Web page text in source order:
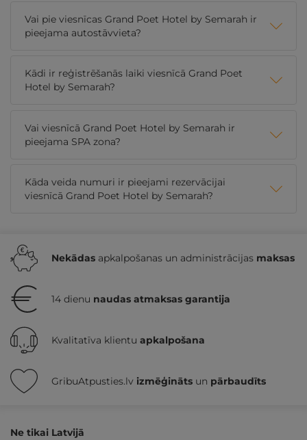
Vai pie viesnīcas Grand Poet Hotel by Semarah ir
pieejama autostāvvieta?
Kādi ir reģistrēšanās laiki viesnīcā Grand Poet
Hotel by Semarah?
Vai viesnīcā Grand Poet Hotel by Semarah ir
pieejama SPA zona?
Kāda veida numuri ir pieejami rezervācijai
viesnīcā Grand Poet Hotel by Semarah?
Nekādas apkalpošanas un administrācijas maksas
14 dienu naudas atmaksas garantija
Kvalitatīva klientu apkalpošana
GribuAtpusties.lv izmēģināts un pārbaudīts
Ne tikai Latvijā